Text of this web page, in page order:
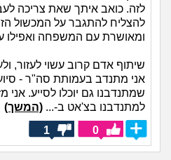
לזה. כואב איתך שאת צריכה
להצליח להתגבר על המכשול
ומאושרת עם המשפחה ואפילו
שיתוף אדם קרוב עשוי לעזור,
אני מתנדב בעמותת סה"ר -
שמתנדבנו גם יוכלו לסייע. אני
למתנדבנו בצ'אט ב-... (המשך)
0
1